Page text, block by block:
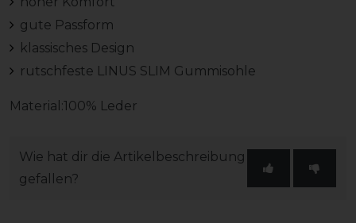
gute Passform
klassisches Design
rutschfeste LINUS SLIM Gummisohle
Material:100% Leder
Wie hat dir die Artikelbeschreibung
gefallen?